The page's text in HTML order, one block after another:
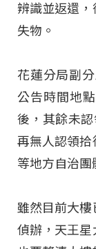
辨識並返還
失物。
花蓮分局副
公告時間地
後，其餘未
再無人認領
等地方自治團
雖然目前大
偵辦，天王星